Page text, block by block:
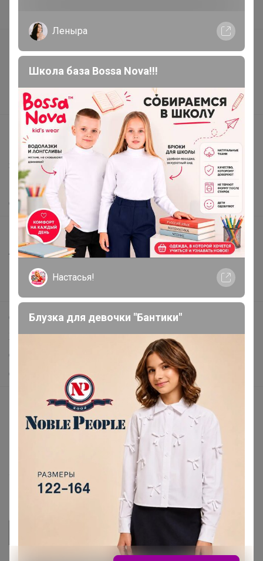
Подарочные сертификаты
Реклама на сайте
Вакансии
support@24-ok.ru
Написать в поддержку
Защита покупателя
Помощь
О нас
Все предложения
Анонсы
Новости
Поддержка альпак
Самое выгодное
Хиты продаж
Самое желанное
Самое быстрое
Начать зарабатывать с 24-ok
Picabox.ru - Лучшее место для ваших изображений
Розыгрыш - Генератор случайных чисел
Укорачиватель ссылок
Леныра
Школа база Bossa Nova!!!
Настасья!
Блузка для девочки "Бантики"